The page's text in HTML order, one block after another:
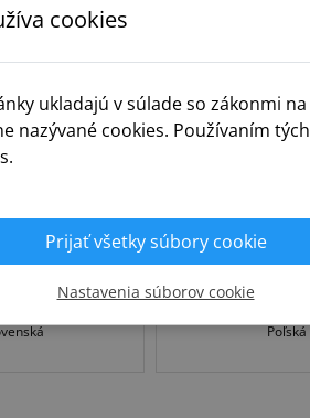
Krok 3. Norma
Poľská
cookies
ukladajú v súlade so zákonmi
nazývané cookies. Používaním
Prijať všetky súbory cookie
Nastavenia súborov cookie